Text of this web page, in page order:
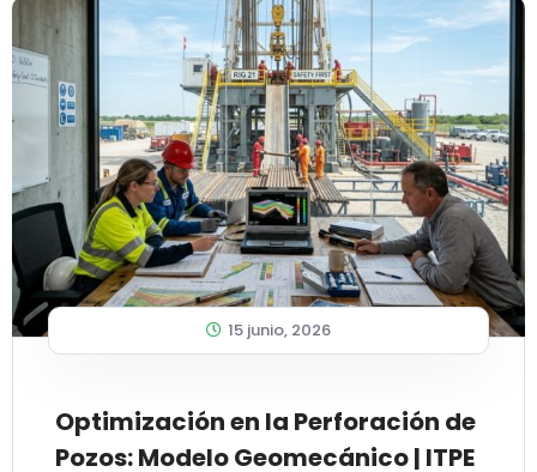
15 junio, 2026
Optimización en la Perforación de
Pozos: Modelo Geomecánico | ITPE